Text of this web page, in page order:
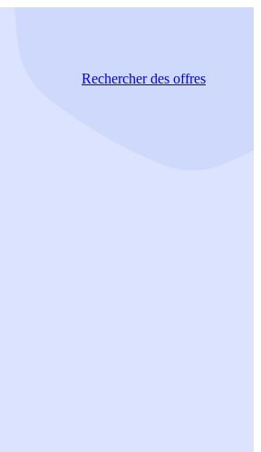
Rechercherdes offres